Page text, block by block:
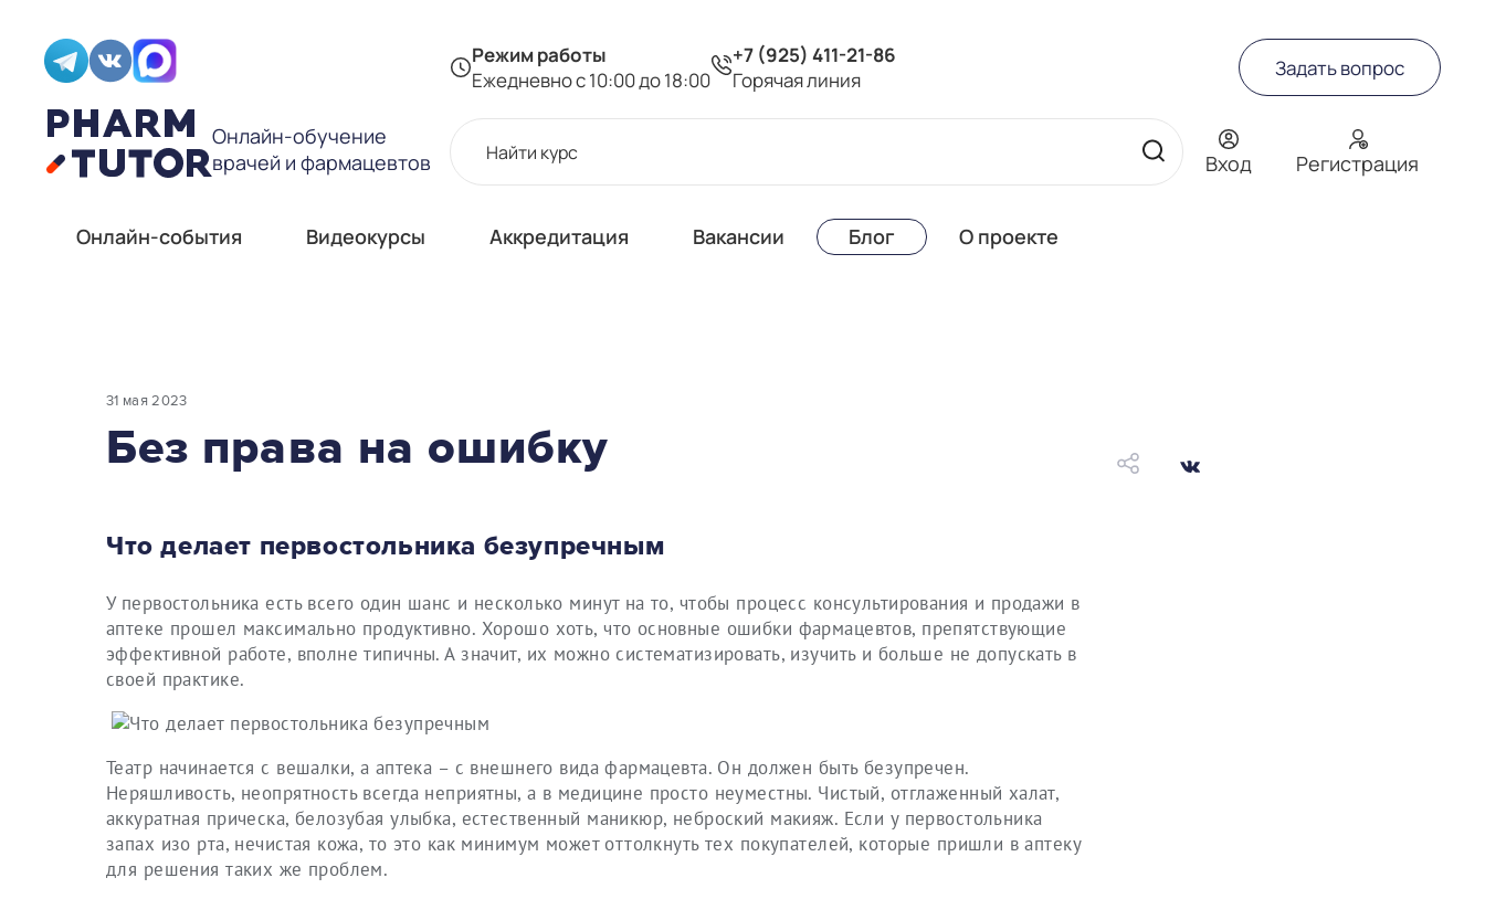
Онлайн-обучение
врачей и фармацевтов
Режим работы
Ежедневно с 10:00 до 18:00
+7 (925) 411-21-86
Горячая линия
Задать вопрос
Вход Регистрация
Онлайн-события Видеокурсы Аккредитация Вакансии Блог О проекте
31 мая 2023
Без права на ошибку
Что делает первостольника безупречным
У первостольника есть всего один шанс и несколько минут на то, чтобы процесс консультирования и продажи в
аптеке прошел максимально продуктивно. Хорошо хоть, что основные ошибки фармацевтов, препятствующие
эффективной работе, вполне типичны. А значит, их можно систематизировать, изучить и больше не допускать в
своей практике.
Театр начинается с вешалки, а аптека – с внешнего вида фармацевта. Он должен быть безупречен.
Неряшливость, неопрятность всегда неприятны, а в медицине просто неуместны. Чистый, отглаженный халат,
аккуратная прическа, белозубая улыбка, естественный маникюр, неброский макияж. Если у первостольника
запах изо рта, нечистая кожа, то это как минимум может оттолкнуть тех покупателей, которые пришли в аптеку
для решения таких же проблем.